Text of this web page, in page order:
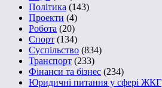
Політика (143)
Проекти (4)
Робота (20)
Спорт (134)
Суспільство (834)
Транспорт (233)
Фінанси та бізнес (234)
Юридичні питання у сфері ЖКГ